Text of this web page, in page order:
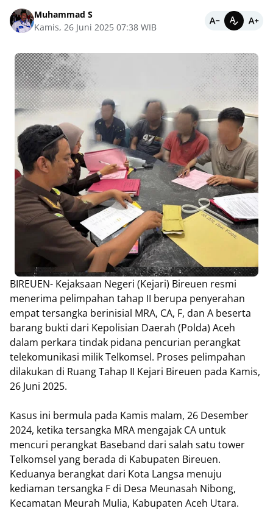
Muhammad S
Kamis, 26 Juni 2025 07:38 WIB
BIREUEN- Kejaksaan Negeri (Kejari) Bireuen resmi
menerima pelimpahan tahap II berupa penyerahan
empat tersangka berinisial MRA, CA, F, dan A beserta
barang bukti dari Kepolisian Daerah (Polda) Aceh
dalam perkara tindak pidana pencurian perangkat
telekomunikasi milik Telkomsel. Proses pelimpahan
dilakukan di Ruang Tahap II Kejari Bireuen pada Kamis,
26 Juni 2025.
Kasus ini bermula pada Kamis malam, 26 Desember
2024, ketika tersangka MRA mengajak CA untuk
mencuri perangkat Baseband dari salah satu tower
Telkomsel yang berada di Kabupaten Bireuen.
Keduanya berangkat dari Kota Langsa menuju
kediaman tersangka F di Desa Meunasah Nibong,
Kecamatan Meurah Mulia, Kabupaten Aceh Utara.